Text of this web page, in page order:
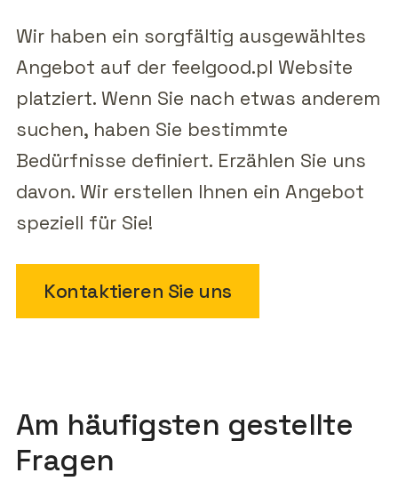
Wir haben ein sorgfältig ausgewähltes
Angebot auf der feelgood.pl Website
platziert. Wenn Sie nach etwas anderem
suchen, haben Sie bestimmte
Bedürfnisse definiert. Erzählen Sie uns
davon. Wir erstellen Ihnen ein Angebot
speziell für Sie!
Kontaktieren Sie uns
Am häufigsten gestellte
Fragen